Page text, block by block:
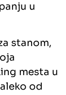
u
stanom,
mesta u
od